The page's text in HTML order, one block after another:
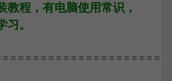
教程，有电脑使用常识，
。